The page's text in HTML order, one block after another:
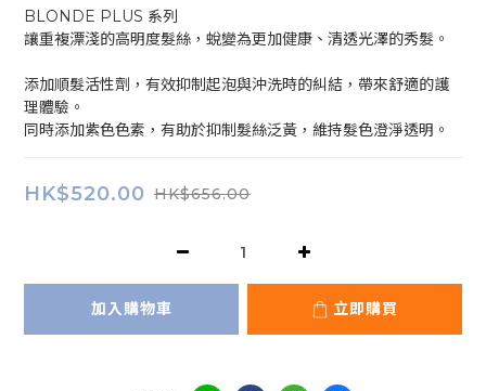
BLONDE PLUS 系列
讓重複漂淺的高明度髮絲，蛻變為更加健康、清透光澤的秀髮。
添加順髮活性劑，有效抑制起泡與沖洗時的糾結，帶來舒適的護
理體驗。
同時添加紫色色素，有助於抑制髮絲泛黃，維持髮色澄淨透明。
HK$520.00 HK$656.00
加入購物車 立即購買